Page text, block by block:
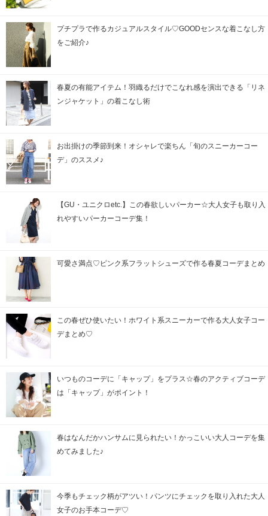
プチプラで作るカジュアルスタイル♡GOODセンスな着こなし方
をご紹介♪
春夏の有能アイテム！羽織るだけでこなれ感を演出できる「リネ
ンジャケット」の着こなし術
お出掛けの季節到来！オシャレで楽ちん「旬のスニーカーコー
デ」のススメ♪
【GU・ユニクロetc.】この春欲しいパーカー☆大人女子も取り入
れやすいパーカーコーデ集！
可愛さ満点♡ピンク系フラットシューズで作る春夏コーデまとめ
この春ぜひ使いたい！ホワイト系スニーカーで作る大人女子コー
デまとめ♡
いつものコーデに「キャップ」をプラス☆春のアクティブコーデ
は「キャップ」がポイント！
春はなんだかハンサムに見られたい！かっこいい大人コーデを集
めてみました♪
今季もチェック柄がアツい！パンツにチェックを取り入れた大人
女子のお手本コーデ♡